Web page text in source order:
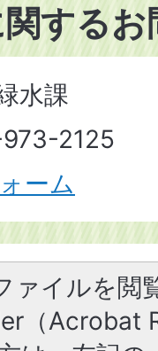
する
水課
2125
ーム
ァイルを閲
（Acrobat